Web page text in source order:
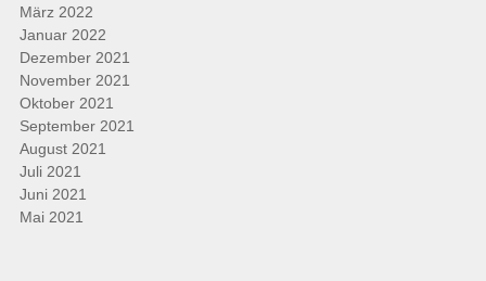
März 2022
Januar 2022
Dezember 2021
November 2021
Oktober 2021
September 2021
August 2021
Juli 2021
Juni 2021
Mai 2021